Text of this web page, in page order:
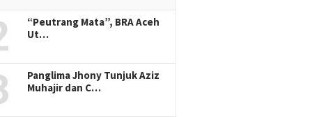
“Peutrang Mata”, BRA Aceh
Ut…
Panglima Jhony Tunjuk Aziz
Muhajir dan C…